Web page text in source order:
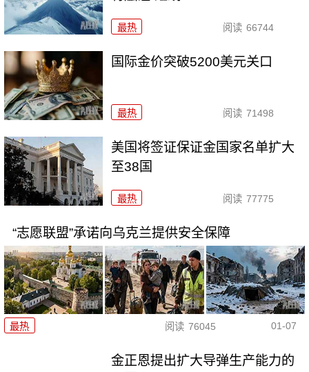
最热 阅读 66744
国际金价突破5200美元关口
最热 阅读 71498
美国将签证保证金国家名单扩大
至38国
最热 阅读 77775
“志愿联盟”承诺向乌克兰提供安全保障
最热 阅读 76045 01-07
金正恩提出扩大导弹生产能力的